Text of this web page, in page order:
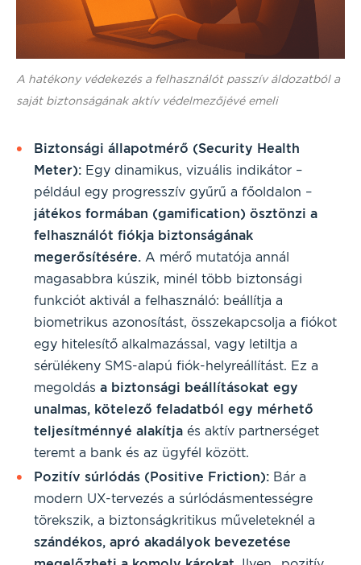
A hatékony védekezés a felhasználót passzív áldozatból a
saját biztonságának aktív védelmezőjévé emeli
Biztonsági állapotmérő (Security Health
Meter): Egy dinamikus, vizuális indikátor –
például egy progresszív gyűrű a főoldalon –
játékos formában (gamification) ösztönzi a
felhasználót fiókja biztonságának
megerősítésére. A mérő mutatója annál
magasabbra kúszik, minél több biztonsági
funkciót aktivál a felhasználó: beállítja a
biometrikus azonosítást, összekapcsolja a fiókot
egy hitelesítő alkalmazással, vagy letiltja a
sérülékeny SMS-alapú fiók-helyreállítást. Ez a
megoldás a biztonsági beállításokat egy
unalmas, kötelező feladatból egy mérhető
teljesítménnyé alakítja és aktív partnerséget
teremt a bank és az ügyfél között.
Pozitív súrlódás (Positive Friction): Bár a
modern UX-tervezés a súrlódásmentességre
törekszik, a biztonságkritikus műveleteknél a
szándékos, apró akadályok bevezetése